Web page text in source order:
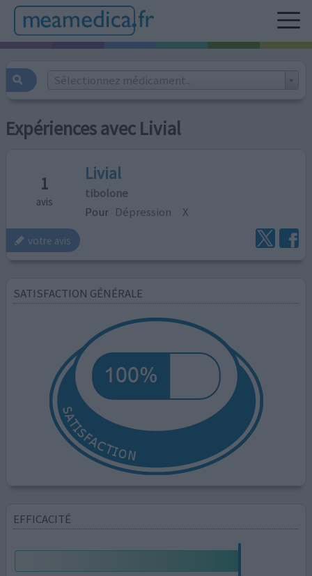
Sélectionnez médicament...
Expériences avec Livial
1
avis
Livial
tibolone
Pour Dépression X
votre avis
SATISFACTION GÉNÉRALE
EFFICACITÉ